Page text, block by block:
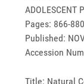
ADOLESCENT
Pages: 866-
Published:
Accession
Title: Natural